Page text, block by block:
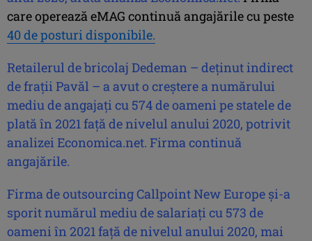
care operează eMAG continuă angajările cu peste
40 de posturi disponibile.
Retailerul de bricolaj Dedeman – deţinut indirect
de fraţii Pavăl – a avut o creştere a numărului
mediu de angajaţi cu 574 de oameni pe statele de
plată în 2021 faţă de nivelul anului 2020, potrivit
analizei Economica.net. Firma continuă
angajările.
Firma de outsourcing Callpoint New Europe şi-a
sporit numărul mediu de salariaţi cu 573 de
oameni în 2021 faţă de nivelul anului 2020, mai